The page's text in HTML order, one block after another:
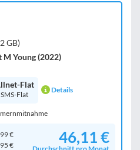
GB)
M Young (2022)
Flat
SMS-Flat Details
€
€ 46,11 €